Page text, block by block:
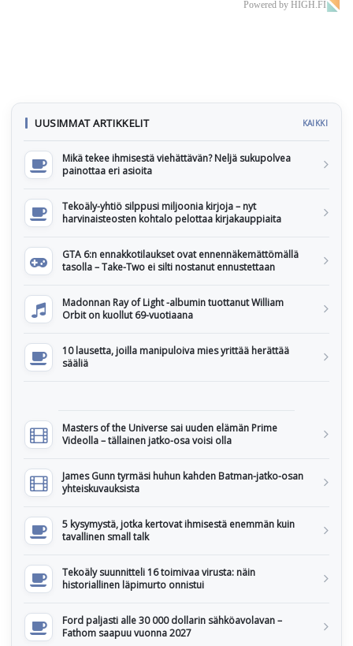
Powered by HIGH.FI
UUSIMMAT ARTIKKELIT KAIKKI
Mikä tekee ihmisestä viehättävän? Neljä sukupolvea
painottaa eri asioita
Tekoäly-yhtiö silppusi miljoonia kirjoja – nyt
harvinaisteosten kohtalo pelottaa kirjakauppiaita
GTA 6:n ennakkotilaukset ovat ennennäkemättömällä
tasolla – Take-Two ei silti nostanut ennustettaan
Madonnan Ray of Light -albumin tuottanut William
Orbit on kuollut 69-vuotiaana
10 lausetta, joilla manipuloiva mies yrittää herättää
sääliä
Masters of the Universe sai uuden elämän Prime
Videolla – tällainen jatko-osa voisi olla
James Gunn tyrmäsi huhun kahden Batman-jatko-osan
yhteiskuvauksista
5 kysymystä, jotka kertovat ihmisestä enemmän kuin
tavallinen small talk
Tekoäly suunnitteli 16 toimivaa virusta: näin
historiallinen läpimurto onnistui
Ford paljasti alle 30 000 dollarin sähköavolavan –
Fathom saapuu vuonna 2027